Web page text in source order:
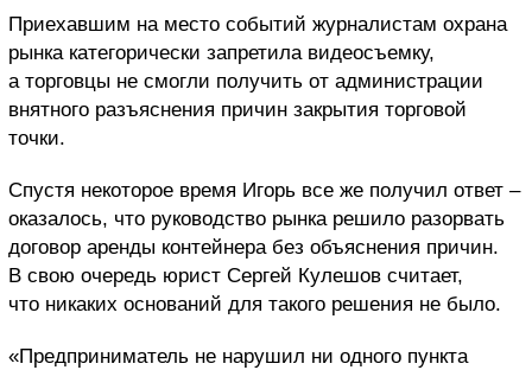
Приехавшим на место событий журналистам охрана
рынка категорически запретила видеосъемку,
а торговцы не смогли получить от администрации
внятного разъяснения причин закрытия торговой
точки.
Спустя некоторое время Игорь все же получил ответ –
оказалось, что руководство рынка решило разорвать
договор аренды контейнера без объяснения причин.
В свою очередь юрист Сергей Кулешов считает,
что никаких оснований для такого решения не было.
«Предприниматель не нарушил ни одного пункта